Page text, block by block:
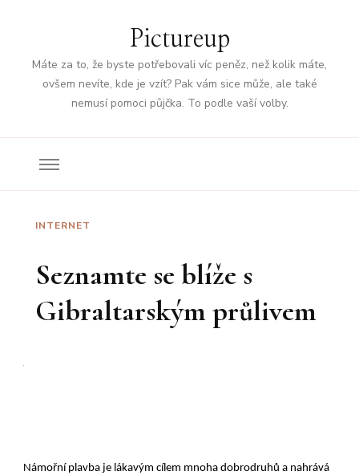
Pictureup
Máte za to, že byste potřebovali víc peněz, než kolik máte,
ovšem nevíte, kde je vzít? Pak vám sice může, ale také
nemusí pomoci půjčka. To podle vaší volby.
INTERNET
Seznamte se blíže s
Gibraltarským průlivem
Námořní plavba je lákavým cílem mnoha dobrodruhů a nahrává